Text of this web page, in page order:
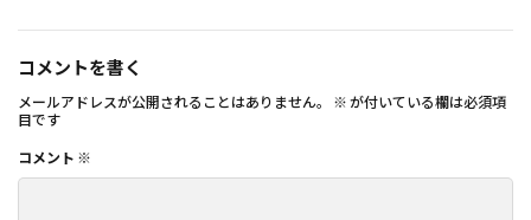
コメントを書く
メールアドレスが公開されることはありません。 ※ が付いている欄は必須項
目です
コメント ※